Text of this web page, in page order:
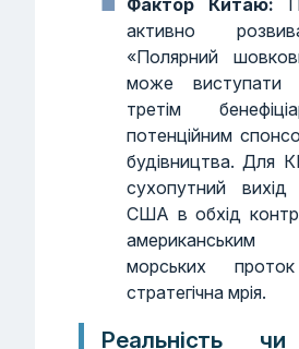
Фактор Китаю:
активно
«Полярний
може виступати
третім
потенційним
будівництва. Для
сухопутний
США в обхід
морських
стратегічна мрія.
Реальність